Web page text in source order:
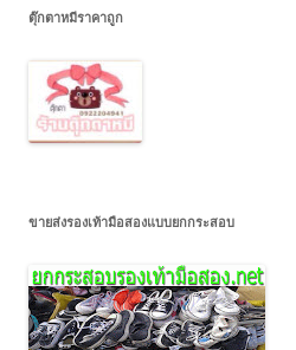
ตุ๊กตาหมีราคาถูก
ขายส่งรองเท้ามือสองแบบยกกระสอบ